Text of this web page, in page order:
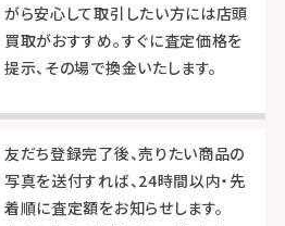
がら安心して取引したい方には店頭
買取がおすすめ。すぐに査定価格を
提示、その場で換金いたします。
友だち登録完了後、売りたい商品の
写真を送付すれば、24時間以内・先
着順に査定額をお知らせします。